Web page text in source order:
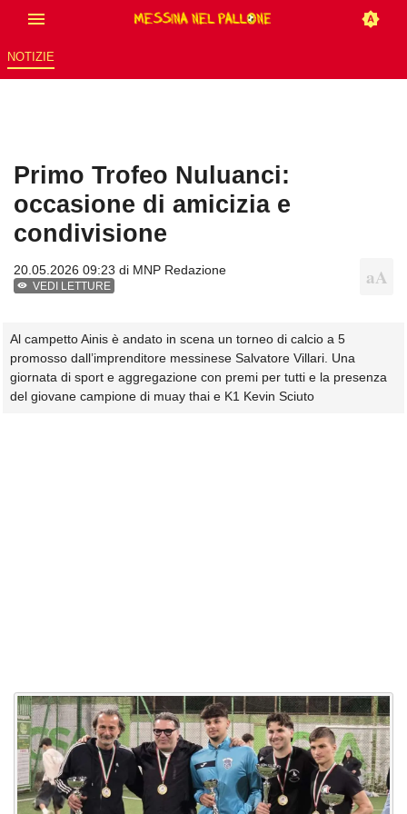
NOTIZIE
Primo Trofeo Nuluanci:
occasione di amicizia e
condivisione
20.05.2026 09:23 di MNP Redazione
VEDI LETTURE
Al campetto Ainis è andato in scena un torneo di calcio a 5
promosso dall’imprenditore messinese Salvatore Villari. Una
giornata di sport e aggregazione con premi per tutti e la presenza
del giovane campione di muay thai e K1 Kevin Sciuto